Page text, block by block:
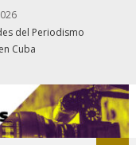
del Periodismo
Cuba